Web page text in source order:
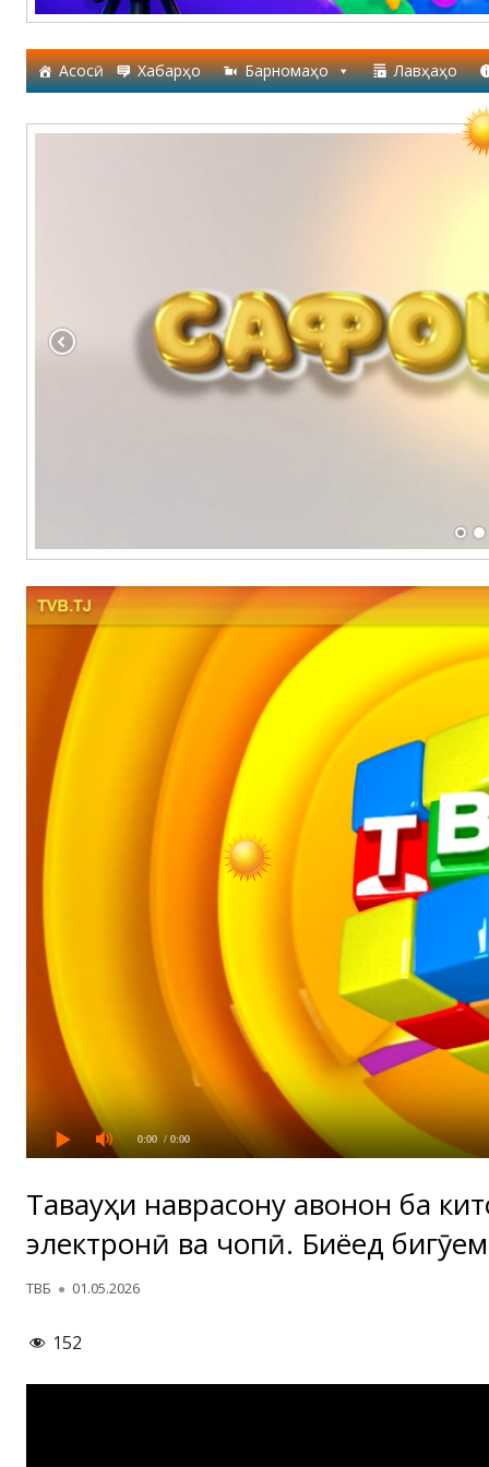
Асосӣ Хабарҳо Барномаҳо Лавҳаҳо
0:00 / 0:00
Таваҷҷуҳи наврасону ҷавонон ба
электронӣ ва чопӣ. Биёед бигӯем
Автор
ТВБ Опубликовано
01.05.2026
152